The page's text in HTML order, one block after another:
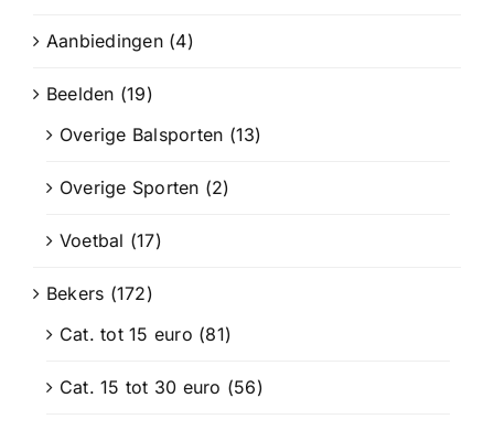
Aanbiedingen (4)
Beelden (19)
Overige Balsporten (13)
Overige Sporten (2)
Voetbal (17)
Bekers (172)
Cat. tot 15 euro (81)
Cat. 15 tot 30 euro (56)